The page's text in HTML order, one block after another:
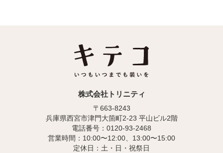
株式会社トリニティ
〒663-8243
兵庫県西宮市津門大箇町2-23 平山ビル2階
電話番号：0120-93-2468
営業時間：10:00〜12:00、13:00〜15:00
定休日：土・日・祝祭日